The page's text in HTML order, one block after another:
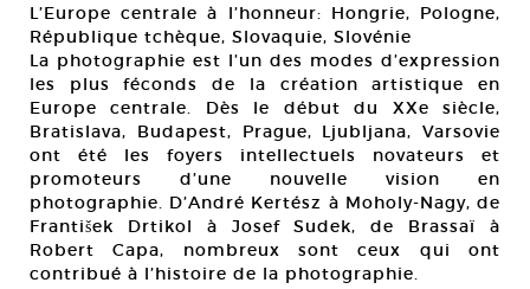
L’Europe centrale à l’honneur: Hongrie, Pologne,
République tchèque, Slovaquie, Slovénie
La photographie est l’un des modes d’expression
les plus féconds de la création artistique en
Europe centrale. Dès le début du XXe siècle,
Bratislava, Budapest, Prague, Ljubljana, Varsovie
ont été les foyers intellectuels novateurs et
promoteurs d’une nouvelle vision en
photographie. D’André Kertész à Moholy-Nagy, de
František Drtikol à Josef Sudek, de Brassaï à
Robert Capa, nombreux sont ceux qui ont
contribué à l’histoire de la photographie.